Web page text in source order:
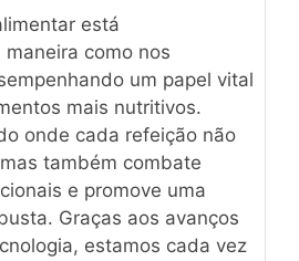
está
como nos
um papel vital
mais nutritivos.
onde cada refeição não
também combate
e promove uma
Graças aos avanços
estamos cada vez